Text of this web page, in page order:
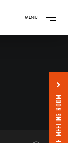
MENU
E-MEETING ROOM